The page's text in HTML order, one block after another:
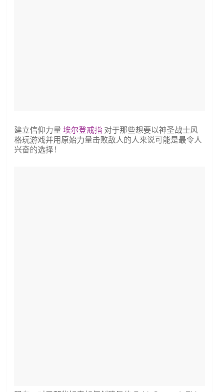
建立信仰力量 埃尔登戒指 对于那些想要以神圣战士风
格玩游戏并用原始力量击败敌人的人来说可能是最令人
兴奋的选择！